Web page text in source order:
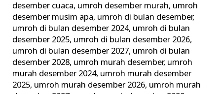
desember cuaca, umroh desember murah, umroh
desember musim apa, umroh di bulan desember,
umroh di bulan desember 2024, umroh di bulan
desember 2025, umroh di bulan desember 2026,
umroh di bulan desember 2027, umroh di bulan
desember 2028, umroh murah desember, umroh
murah desember 2024, umroh murah desember
2025, umroh murah desember 2026, umroh murah